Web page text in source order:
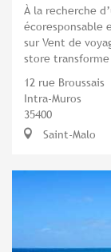
À la recherche
écoresponsable
sur Vent de
store
12 rue Broussais
Intra-Muros
35400
Saint-Malo